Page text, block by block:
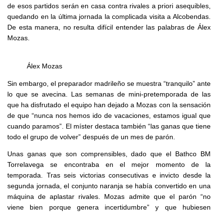
de esos partidos serán en casa contra rivales a priori asequibles,
quedando en la última jornada la complicada visita a Alcobendas.
De esta manera, no resulta difícil entender las palabras de Álex
Mozas.
Álex Mozas
Sin embargo, el preparador madrileño se muestra “tranquilo” ante
lo que se avecina. Las semanas de mini-pretemporada de las
que ha disfrutado el equipo han dejado a Mozas con la sensación
de que “nunca nos hemos ido de vacaciones, estamos igual que
cuando paramos”. El míster destaca también “las ganas que tiene
todo el grupo de volver” después de un mes de parón.
Unas ganas que son comprensibles, dado que el Bathco BM
Torrelavega se encontraba en el mejor momento de la
temporada. Tras seis victorias consecutivas e invicto desde la
segunda jornada, el conjunto naranja se había convertido en una
máquina de aplastar rivales. Mozas admite que el parón “no
viene bien porque genera incertidumbre” y que hubiesen